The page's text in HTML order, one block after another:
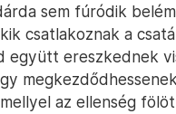
sem fúródik
csatlakoznak a
együtt ereszkednek
az ellenség